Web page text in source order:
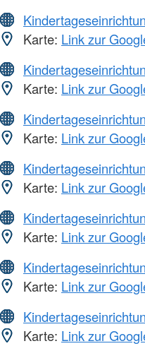
Karte: Link zur
Karte: Link zur
Karte: Link zur
Karte: Link zur
Karte: Link zur
Karte: Link zur
Karte: Link zur